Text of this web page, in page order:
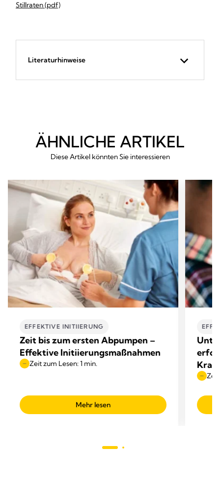
Stillraten (pdf)
Literaturhinweise
ÄHNLICHE ARTIKEL
Diese Artikel könnten Sie interessieren
EFFEKTIVE INITIIERUNG
Zeit bis zum ersten Abpumpen –
Effektive Initiierungsmaßnahmen
Zeit zum Lesen: 1 min.
Mehr lesen
Zeit